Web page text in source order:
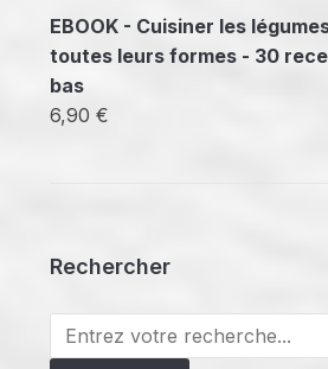
EBOOK - Cuisiner les
toutes leurs formes - 30
bas
6,90 €
Rechercher
Search
for: